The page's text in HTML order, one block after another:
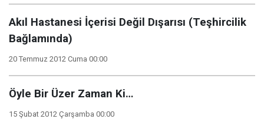
Akıl Hastanesi İçerisi Değil Dışarısı (Teşhircilik
Bağlamında)
20 Temmuz 2012 Cuma 00:00
Öyle Bir Üzer Zaman Ki…
15 Şubat 2012 Çarşamba 00:00